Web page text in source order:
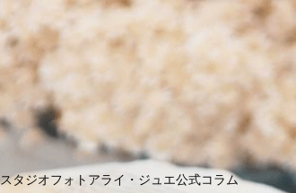
スタジオフォトアライ・ジュエ公式コラム